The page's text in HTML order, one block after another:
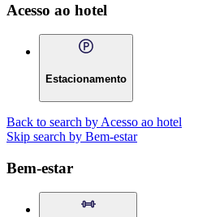
Acesso ao hotel
Estacionamento
Back to search by Acesso ao hotel
Skip search by Bem-estar
Bem-estar